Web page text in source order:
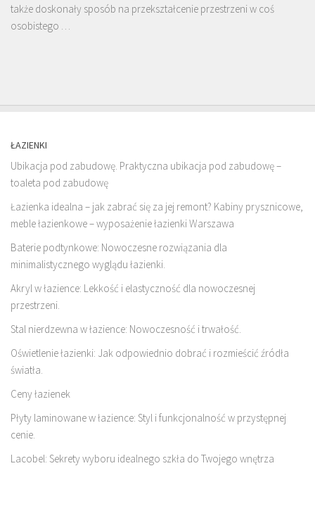
także doskonały sposób na przekształcenie przestrzeni w coś
osobistego …
ŁAZIENKI
Ubikacja pod zabudowę. Praktyczna ubikacja pod zabudowę –
toaleta pod zabudowę
Łazienka idealna – jak zabrać się za jej remont? Kabiny prysznicowe,
meble łazienkowe – wyposażenie łazienki Warszawa
Baterie podtynkowe: Nowoczesne rozwiązania dla
minimalistycznego wyglądu łazienki.
Akryl w łazience: Lekkość i elastyczność dla nowoczesnej
przestrzeni.
Stal nierdzewna w łazience: Nowoczesność i trwałość.
Oświetlenie łazienki: Jak odpowiednio dobrać i rozmieścić źródła
światła.
Ceny łazienek
Płyty laminowane w łazience: Styl i funkcjonalność w przystępnej
cenie.
Lacobel: Sekrety wyboru idealnego szkła do Twojego wnętrza